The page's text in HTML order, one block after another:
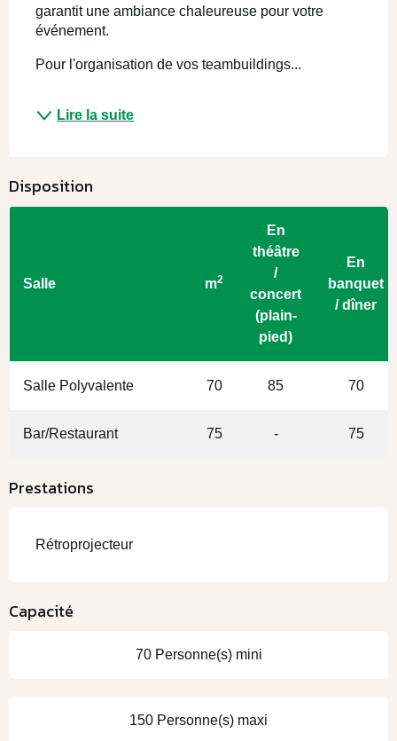
garantit une ambiance chaleureuse pour votre
événement.
Pour l'organisation de vos teambuildings...
Lire la suite
Disposition
Salle m2
En
théâtre
/
concert
(plain-
pied)
En
banquet
/ dîner
Salle Polyvalente 70 85 70
Bar/Restaurant 75 - 75
Prestations
Rétroprojecteur
Capacité
70 Personne(s) mini
150 Personne(s) maxi